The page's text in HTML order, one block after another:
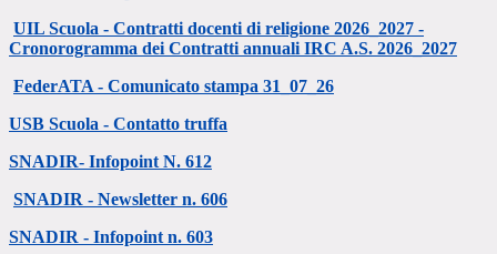
UIL Scuola - Contratti docenti di religione 2026_2027 -
Cronorogramma dei Contratti annuali IRC A.S. 2026_2027
FederATA - Comunicato stampa 31_07_26
USB Scuola - Contatto truffa
SNADIR- Infopoint N. 612
SNADIR - Newsletter n. 606
SNADIR - Infopoint n. 603